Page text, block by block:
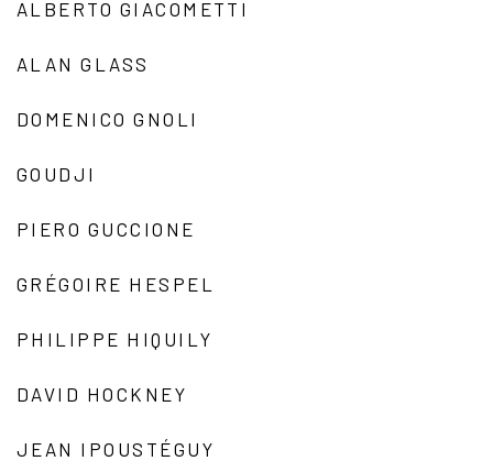
ALBERTO GIACOMETTI
ALAN GLASS
DOMENICO GNOLI
GOUDJI
PIERO GUCCIONE
GRÉGOIRE HESPEL
PHILIPPE HIQUILY
DAVID HOCKNEY
JEAN IPOUSTÉGUY